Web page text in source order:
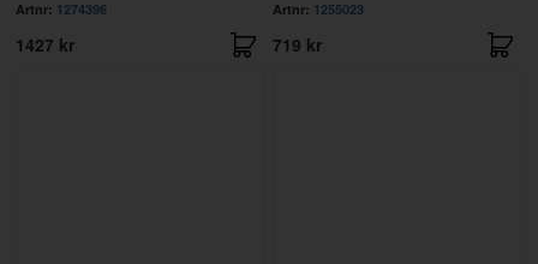
Artnr: 1274396
1427 kr
Artnr: 1255023
719 kr